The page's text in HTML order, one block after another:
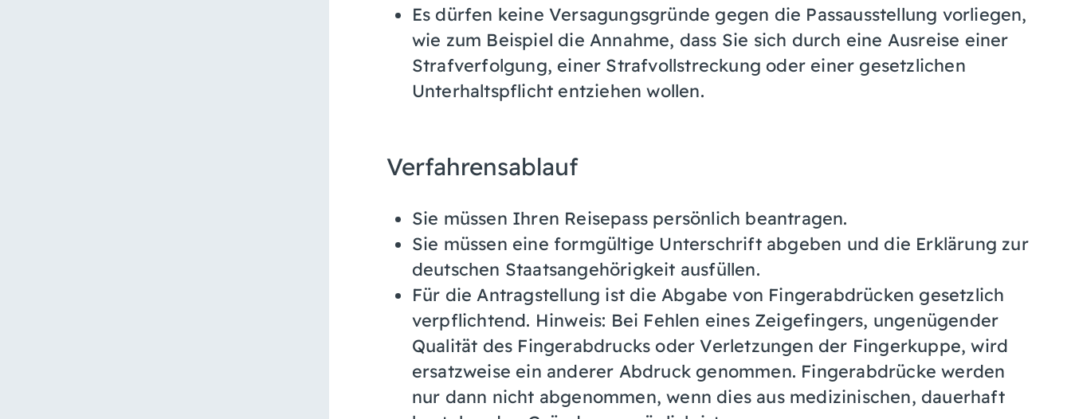
Es dürfen keine Versagungsgründe gegen die Passausstellung vorliegen,
wie zum Beispiel die Annahme, dass Sie sich durch eine Ausreise einer
Strafverfolgung, einer Strafvollstreckung oder einer gesetzlichen
Unterhaltspflicht entziehen wollen.
Verfahrensablauf
Sie müssen Ihren Reisepass persönlich beantragen.
Sie müssen eine formgültige Unterschrift abgeben und die Erklärung zur
deutschen Staatsangehörigkeit ausfüllen.
Für die Antragstellung ist die Abgabe von Fingerabdrücken gesetzlich
verpflichtend. Hinweis: Bei Fehlen eines Zeigefingers, ungenügender
Qualität des Fingerabdrucks oder Verletzungen der Fingerkuppe, wird
ersatzweise ein anderer Abdruck genommen. Fingerabdrücke werden
nur dann nicht abgenommen, wenn dies aus medizinischen, dauerhaft